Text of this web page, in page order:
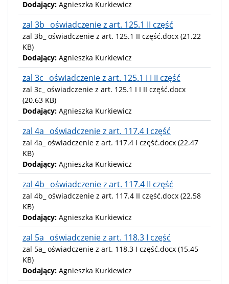
Dodający: Agnieszka Kurkiewicz
zal 3b_ oświadczenie z art. 125.1 II część
zal 3b_ oświadczenie z art. 125.1 II część.docx (21.22
KB)
Dodający: Agnieszka Kurkiewicz
zal 3c_ oświadczenie z art. 125.1 I I II część
zal 3c_ oświadczenie z art. 125.1 I I II część.docx
(20.63 KB)
Dodający: Agnieszka Kurkiewicz
zal 4a_ oświadczenie z art. 117.4 I część
zal 4a_ oświadczenie z art. 117.4 I część.docx (22.47
KB)
Dodający: Agnieszka Kurkiewicz
zal 4b_ oświadczenie z art. 117.4 II część
zal 4b_ oświadczenie z art. 117.4 II część.docx (22.58
KB)
Dodający: Agnieszka Kurkiewicz
zal 5a_ oświadczenie z art. 118.3 I część
zal 5a_ oświadczenie z art. 118.3 I część.docx (15.45
KB)
Dodający: Agnieszka Kurkiewicz